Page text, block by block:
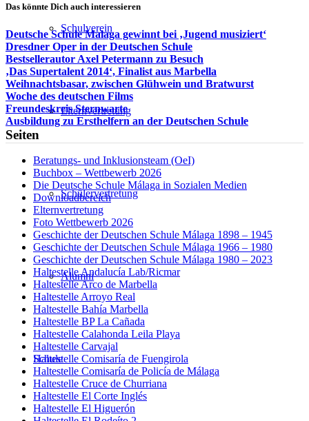
Schulverein
Elternvertretung
Schülervertretung
Alumni
Schule
Das könnte Dich auch interessieren
Deutsche Schule Malaga gewinnt bei ‚Jugend musiziert‘
Dresdner Oper in der Deutschen Schule
Bestsellerautor Axel Petermann zu Besuch
‚Das Supertalent 2014‘, Finalist aus Marbella
Weihnachtsbasar, zwischen Glühwein und Bratwurst
Woche des deutschen Films
Freundeskreis Sternwarte
Ausbildung zu Ersthelfern an der Deutschen Schule
Seiten
Beratungs- und Inklusionsteam (OeI)
Buchbox – Wettbewerb 2026
Die Deutsche Schule Málaga in Sozialen Medien
Downloadbereich
Elternvertretung
Foto Wettbewerb 2026
Geschichte der Deutschen Schule Málaga 1898 – 1945
Geschichte der Deutschen Schule Málaga 1966 – 1980
Geschichte der Deutschen Schule Málaga 1980 – 2023
Haltestelle Andalucía Lab/Ricmar
Haltestelle Arco de Marbella
Haltestelle Arroyo Real
Haltestelle Bahía Marbella
Haltestelle BP La Cañada
Haltestelle Calahonda Leila Playa
Haltestelle Carvajal
Haltestelle Comisaría de Fuengirola
Haltestelle Comisaría de Policía de Málaga
Haltestelle Cruce de Churriana
Haltestelle El Corte Inglés
Haltestelle El Higuerón